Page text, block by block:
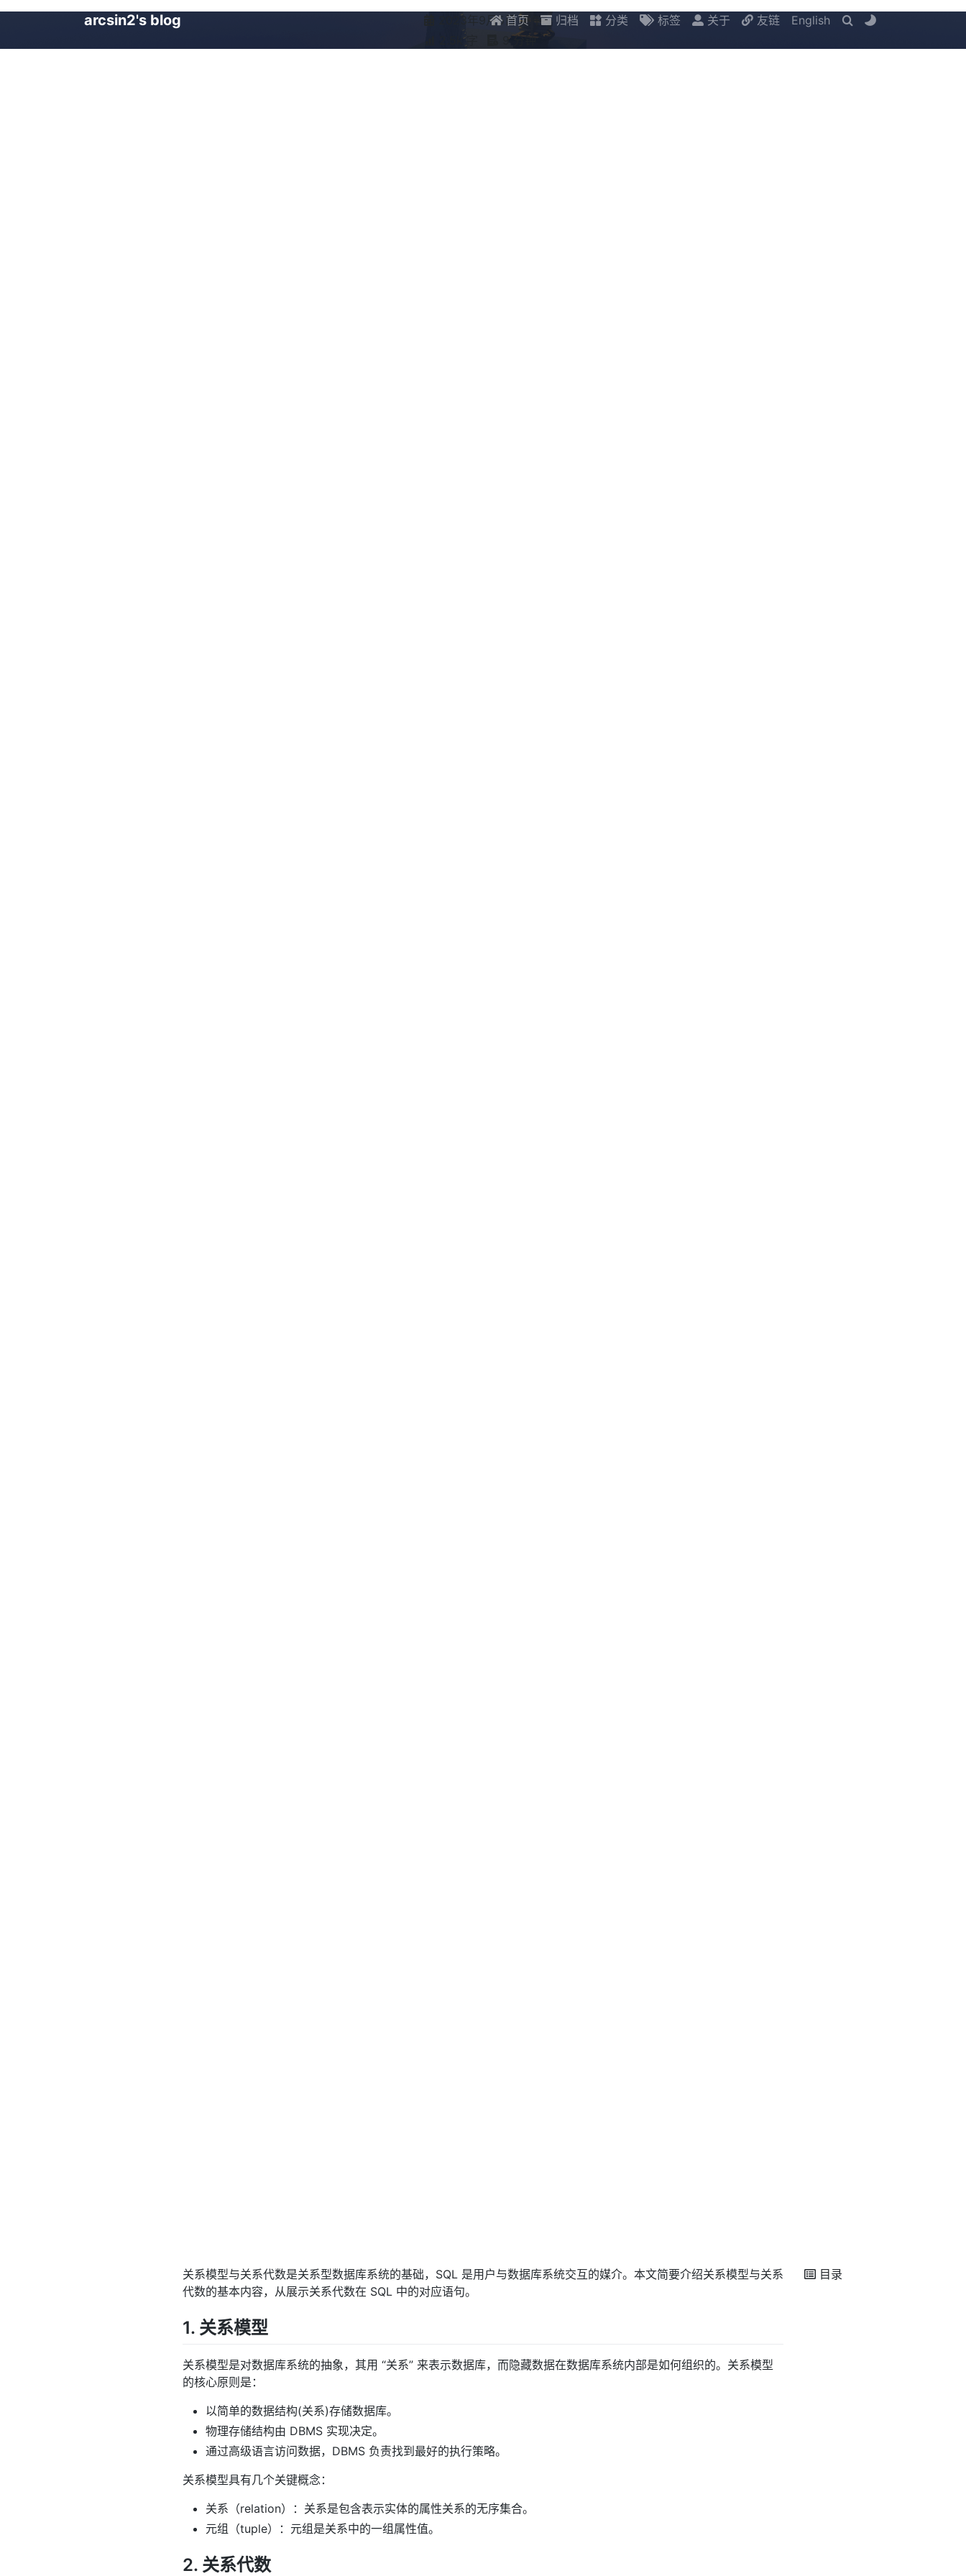
arcsin2's blog 首页 归档 分类 标签 关于 友链 English
2023年9月5日 下午
2.5k 字
9 分钟
关系模型与关系代数是关系型数据库系统的基础，SQL 是用户与数据库系统交互的媒介。本文简要介绍关系模型与关系
代数的基本内容，从展示关系代数在 SQL 中的对应语句。
1. 关系模型
关系模型是对数据库系统的抽象，其用 “关系” 来表示数据库，而隐藏数据在数据库系统内部是如何组织的。关系模型
的核心原则是：
以简单的数据结构(关系)存储数据库。
物理存储结构由 DBMS 实现决定。
通过高级语言访问数据，DBMS 负责找到最好的执行策略。
关系模型具有几个关键概念：
关系（relation）：关系是包含表示实体的属性关系的无序集合。
元组（tuple）：元组是关系中的一组属性值。
2. 关系代数
目录